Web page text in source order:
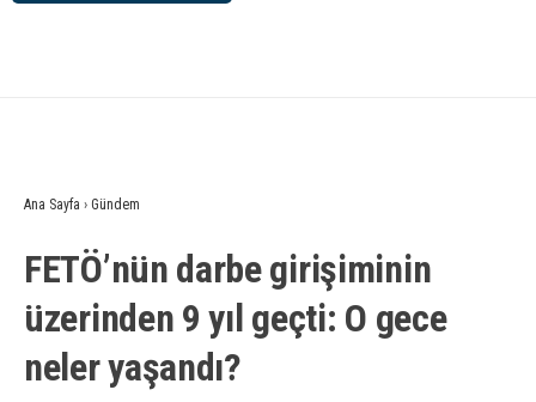
Ana Sayfa › Gündem
FETÖ’nün darbe girişiminin
üzerinden 9 yıl geçti: O gece
neler yaşandı?